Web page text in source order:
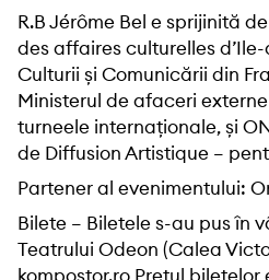
R.B Jérôme Bel e sprijinită
des affaires culturelles
Culturii și Comunicării din
Ministerul de afaceri
turneele internaționale, și
de Diffusion Artistique –
Partener al evenimentului:
Bilete – Biletele s-au pus în
Teatrului Odeon (Calea
kompostor.ro Prețul biletelor